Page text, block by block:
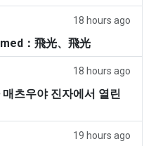
18 hours ago
：飛光、飛光
18 hours ago
츠우야 진자에서 열린
19 hours ago